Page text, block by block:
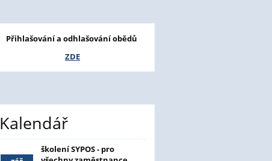
Přihlašování a odhlašování obědů
ZDE
Kalendář
školení SYPOS - pro